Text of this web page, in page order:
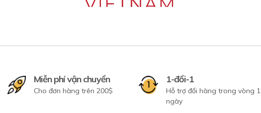
Miễn phí vận chuyển
Cho đơn hàng trên 200$
1-đổi-1
Hỗ trợ đổi hàng trong vòng 1
ngày